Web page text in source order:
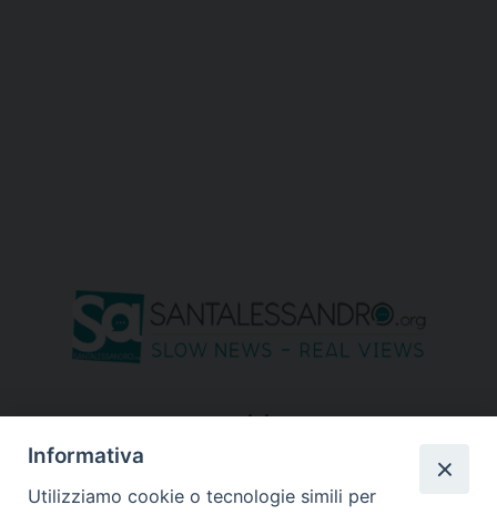
seguici su
Informativa
Utilizziamo cookie o tecnologie simili per